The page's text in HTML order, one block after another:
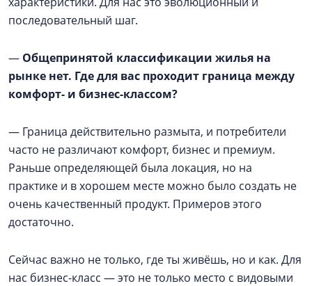
последовательный шаг.
— Общепринятой классификации жилья на
рынке нет. Где для вас проходит граница между
комфорт- и бизнес-классом?
— Граница действительно размыта, и потребители
часто не различают комфорт, бизнес и премиум.
Раньше определяющей была локация, но на
практике и в хорошем месте можно было создать не
очень качественный продукт. Примеров этого
достаточно.
Сейчас важно не только, где ты живёшь, но и как. Для
нас бизнес-класс — это не только место с видовыми